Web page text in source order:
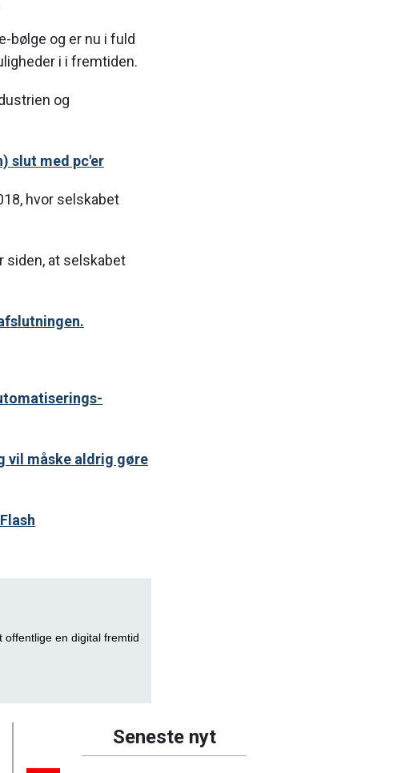
bølge og er nu i fuld
i i fremtiden.
og
slut med pc'er
hvor selskabet
siden, at selskabet
vil måske aldrig gøre
en digital fremtid
Seneste nyt